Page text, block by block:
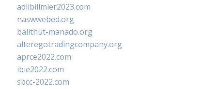
adlibilimler2023.com
naswwebed.org
balithut-manado.org
alteregotradingcompany.org
aprce2022.com
ibie2022.com
sbcc-2022.com